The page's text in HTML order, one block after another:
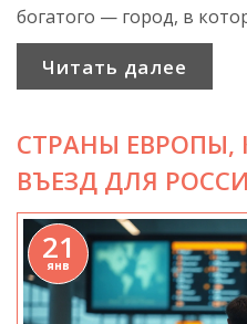
богатого — город, в
всего мира. Этот город
богатством,
особенным и что стоит
Читать далее
СТРАНЫ ЕВРОПЫ,
ВЪЕЗД ДЛЯ
21
янв